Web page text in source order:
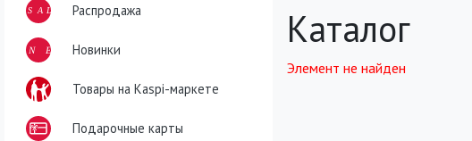
SALE Распродажа
NEWНовинки
Товары на Kaspi-маркете
Подарочные карты
Каталог
Элемент не найден